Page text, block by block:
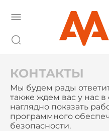
КОНТАКТЫ
Мы будем рады
также ждем вас у нас
наглядно показать
программного
безопасности.